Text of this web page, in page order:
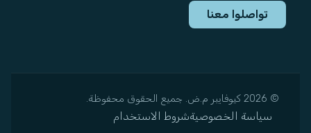
تواصلوا معنا
© 2026 كيوفايبر م.ض. جميع الحقوق محفوظة.
سياسة الخصوصيةشروط الاستخدام